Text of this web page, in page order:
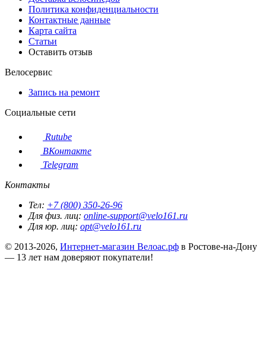
Политика конфиденциальности
Контактные данные
Карта сайта
Статьи
Оставить отзыв
Велосервис
Запись на ремонт
Социальные сети
Rutube
ВКонтакте
Telegram
Контакты
Тел: +7 (800) 350-26-96
Для физ. лиц: online-support@velo161.ru
Для юр. лиц: opt@velo161.ru
© 2013-2026, Интернет-магазин Велоас.рф в Ростове-на-Дону
— 13 лет нам доверяют покупатели!